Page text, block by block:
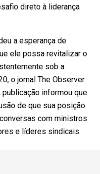
direto à liderança
a esperança de
ele possa revitalizar o
sob a
o jornal The Observer
publicação informou que
de que sua posição
com ministros
e líderes sindicais.